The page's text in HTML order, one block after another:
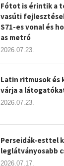
Fótot is érintik a
vasúti
S71-es vonal és
as metró
2026.07.23.
Latin ritmusok és
várja a
2026.07.23.
Perseidák-esttel
leglátványosabb
2026.07.17.